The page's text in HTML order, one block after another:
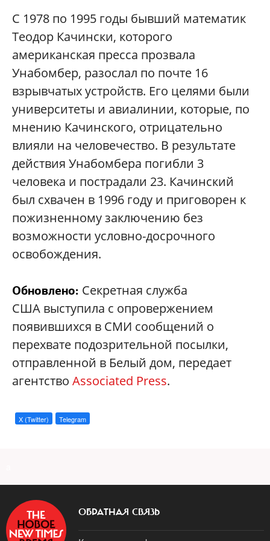
С 1978 по 1995 годы бывший математик
Теодор Качински, которого
американская пресса прозвала
Унабомбер, разослал по почте 16
взрывчатых устройств. Его целями были
университеты и авиалинии, которые, по
мнению Качинского, отрицательно
влияли на человечество. В результате
действия Унабомбера погибли 3
человека и пострадали 23. Качинский
был схвачен в 1996 году и приговорен к
пожизненному заключению без
возможности условно-досрочного
освобождения.
Обновлено: Секретная служба
США выступила с опровержением
появившихся в СМИ сообщений о
перехвате подозрительной посылки,
отправленной в Белый дом, передает
агентство Associated Press.
X (Twitter) Telegram
ОБРАТНАЯ СВЯЗЬ